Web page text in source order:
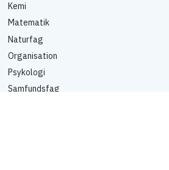
Kemi
Matematik
Naturfag
Organisation
Psykologi
Samfundsfag